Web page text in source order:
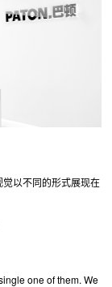
以不同的形式展现在
one of them. We